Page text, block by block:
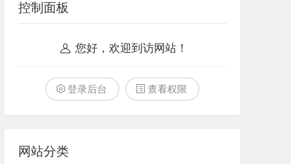
控制面板
您好，欢迎到访网站！
登录后台 查看权限
网站分类